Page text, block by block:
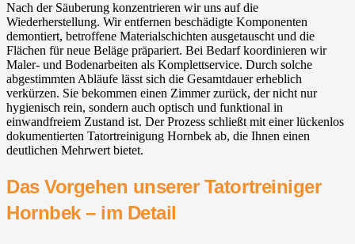
Nach der Säuberung konzentrieren wir uns auf die
Wiederherstellung. Wir entfernen beschädigte Komponenten
demontiert, betroffene Materialschichten ausgetauscht und die
Flächen für neue Beläge präpariert. Bei Bedarf koordinieren wir
Maler- und Bodenarbeiten als Komplettservice. Durch solche
abgestimmten Abläufe lässt sich die Gesamtdauer erheblich
verkürzen. Sie bekommen einen Zimmer zurück, der nicht nur
hygienisch rein, sondern auch optisch und funktional in
einwandfreiem Zustand ist. Der Prozess schließt mit einer lückenlos
dokumentierten Tatortreinigung Hornbek ab, die Ihnen einen
deutlichen Mehrwert bietet.
Das Vorgehen unserer Tatortreiniger
Hornbek – im Detail